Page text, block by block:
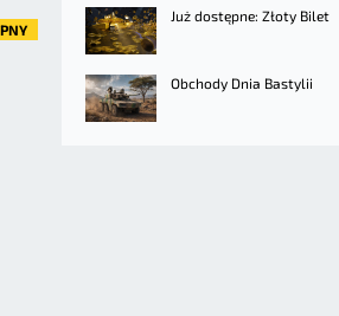
Już dostępne: Złoty Bilet
Obchody Dnia Bastylii